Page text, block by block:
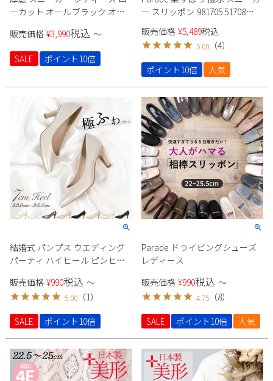
ーカット オールブラック オー
パープル ラベンダー ブルー 推
し活 オタ活 参戦靴 Parade 6894
7095
販売価格 ¥3,990税込 〜
SALE ポイント10倍
ー スリッポン 981705 51708
51711 ユニセックス
販売価格 ¥5,489税込
5.00 （4）
ポイント10倍
人気
結婚式 パンプス ウエディング
パーティ ハイヒール ピンヒー
22091 ラメ スエード 生地 極ふ
わっ Parade シンプル きれいめ
セレモニー オケージョン
販売価格 ¥990税込 〜
5.00 （1）
SALE
ポイント10倍
Parade ドライビングシューズ
レディース
販売価格 ¥990税込 〜
4.75 （8）
SALE
ポイント10倍 人気